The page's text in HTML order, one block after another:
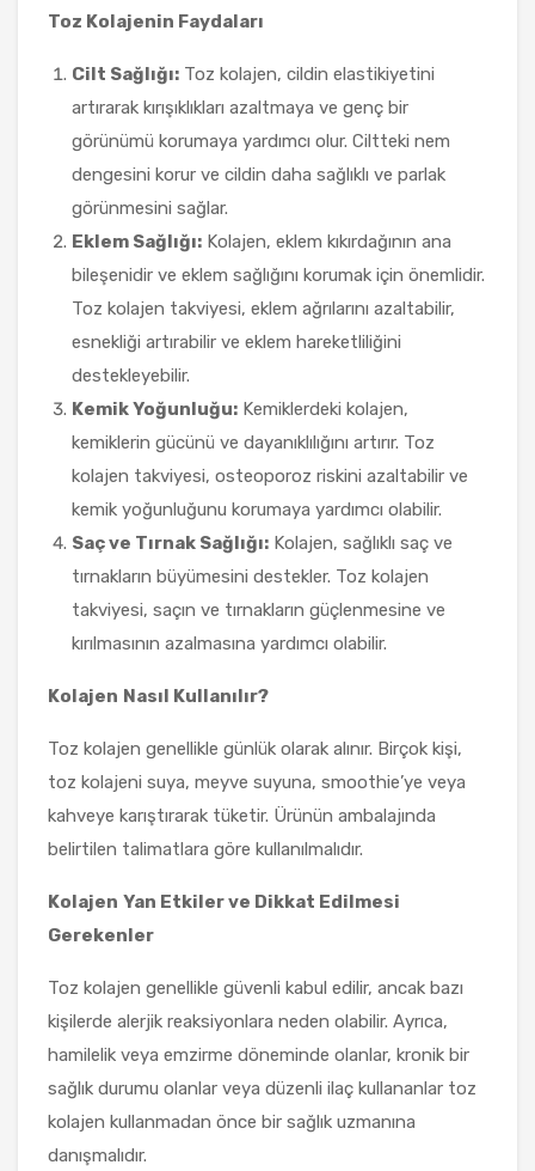
Toz Kolajenin Faydaları
Cilt Sağlığı: Toz kolajen, cildin elastikiyetini
artırarak kırışıklıkları azaltmaya ve genç bir
görünümü korumaya yardımcı olur. Ciltteki nem
dengesini korur ve cildin daha sağlıklı ve parlak
görünmesini sağlar.
Eklem Sağlığı: Kolajen, eklem kıkırdağının ana
bileşenidir ve eklem sağlığını korumak için önemlidir.
Toz kolajen takviyesi, eklem ağrılarını azaltabilir,
esnekliği artırabilir ve eklem hareketliliğini
destekleyebilir.
Kemik Yoğunluğu: Kemiklerdeki kolajen,
kemiklerin gücünü ve dayanıklılığını artırır. Toz
kolajen takviyesi, osteoporoz riskini azaltabilir ve
kemik yoğunluğunu korumaya yardımcı olabilir.
Saç ve Tırnak Sağlığı: Kolajen, sağlıklı saç ve
tırnakların büyümesini destekler. Toz kolajen
takviyesi, saçın ve tırnakların güçlenmesine ve
kırılmasının azalmasına yardımcı olabilir.
Kolajen Nasıl Kullanılır?
Toz kolajen genellikle günlük olarak alınır. Birçok kişi,
toz kolajeni suya, meyve suyuna, smoothie’ye veya
kahveye karıştırarak tüketir. Ürünün ambalajında
belirtilen talimatlara göre kullanılmalıdır.
Kolajen Yan Etkiler ve Dikkat Edilmesi
Gerekenler
Toz kolajen genellikle güvenli kabul edilir, ancak bazı
kişilerde alerjik reaksiyonlara neden olabilir. Ayrıca,
hamilelik veya emzirme döneminde olanlar, kronik bir
sağlık durumu olanlar veya düzenli ilaç kullananlar toz
kolajen kullanmadan önce bir sağlık uzmanına
danışmalıdır.